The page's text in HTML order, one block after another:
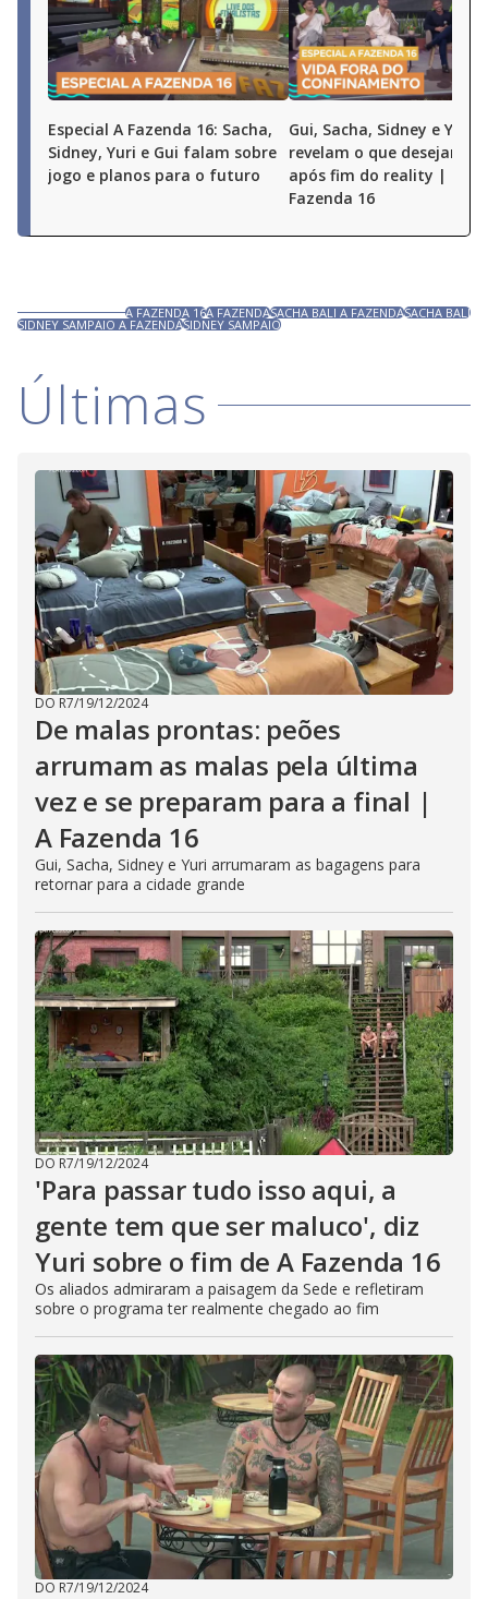
Especial A Fazenda 16: Sacha,
Sidney, Yuri e Gui falam sobre
jogo e planos para o futuro
Gui, Sacha, Sidney e Yuri
revelam o que desejam
após fim do reality |
Fazenda 16
A FAZENDA 16A FAZENDASACHA BALI A FAZENDASACHA BALI
SIDNEY SAMPAIO A FAZENDASIDNEY SAMPAIO
Últimas
DO R7/19/12/2024
De malas prontas: peões
arrumam as malas pela última
vez e se preparam para a final |
A Fazenda 16
Gui, Sacha, Sidney e Yuri arrumaram as bagagens para
retornar para a cidade grande
DO R7/19/12/2024
'Para passar tudo isso aqui, a
gente tem que ser maluco', diz
Yuri sobre o fim de A Fazenda 16
Os aliados admiraram a paisagem da Sede e refletiram
sobre o programa ter realmente chegado ao fim
DO R7/19/12/2024